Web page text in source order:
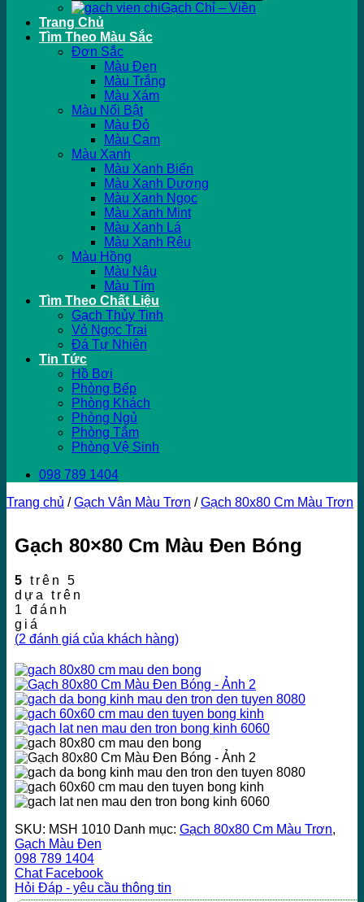
Gạch Chỉ – Viền
Trang Chủ
Tìm Theo Màu Sắc
Đơn Sắc
Màu Đen
Màu Trắng
Màu Xám
Màu Nổi Bật
Màu Đỏ
Màu Cam
Màu Xanh
Màu Xanh Biển
Màu Xanh Dương
Màu Xanh Ngọc
Màu Xanh Mint
Màu Xanh Lá
Màu Xanh Rêu
Màu Hồng
Màu Nâu
Màu Tím
Tìm Theo Chất Liệu
Gạch Thủy Tinh
Vỏ Ngọc Trai
Đá Tự Nhiên
Tin Tức
Hồ Bơi
Phòng Bếp
Phòng Khách
Phòng Ngủ
Phòng Tắm
Phòng Vệ Sinh
098 789 1404
Trang chủ / Gạch Vân Màu Trơn / Gạch 80x80 Cm Màu Trơn
Gạch 80×80 Cm Màu Đen Bóng
5 trên 5
dựa trên
1
đánh
giá
(2 đánh giá của khách hàng)
SKU: MSH 1010 Danh mục: Gạch 80x80 Cm Màu Trơn,
Gạch Màu Đen
098 789 1404
Chat Facebook
Hỏi Đáp - yêu cầu thông tin